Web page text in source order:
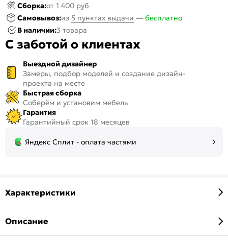
Сборка:от 1 400 руб
Самовывоз:из 5 пунктах выдачи — бесплатно
В наличии:3 товара
С заботой о клиентах
Выездной дизайнер
Замеры, подбор моделей и создание дизайн-
проекта на месте
Быстрая сборка
Соберём и установим мебель
Гарантия
Гарантийный срок 18 месяцев
Яндекс Сплит - оплата частями
Характеристики
Описание